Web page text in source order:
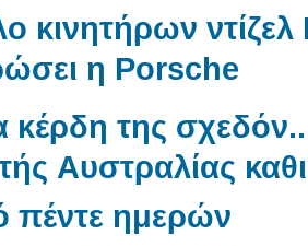
κινητήρων
η Porsche
κέρδη της
Aυστραλίας
πέντε ημερών